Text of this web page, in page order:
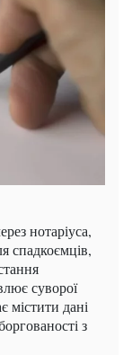
нотаріуса,
спадкоємців,
суворої
містити дані
з